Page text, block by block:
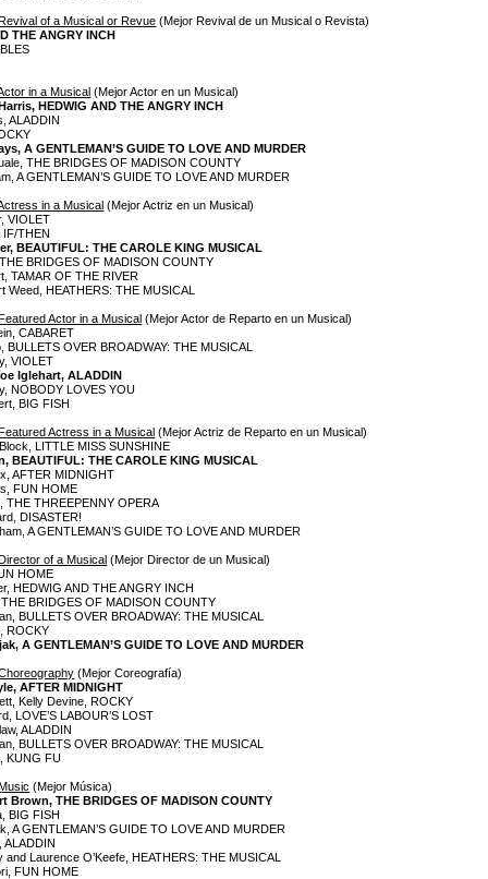
of a Musical or Revue (Mejor Revival de un Musical o Revista)
THE ANGRY INCH
in a Musical (Mejor Actor en un Musical)
HEDWIG AND THE ANGRY INCH
ALADDIN
A GENTLEMAN’S GUIDE TO LOVE AND MURDER
THE BRIDGES OF MADISON COUNTY
A GENTLEMAN’S GUIDE TO LOVE AND MURDER
in a Musical (Mejor Actriz en un Musical)
VIOLET
IF/THEN
BEAUTIFUL: THE CAROLE KING MUSICAL
THE BRIDGES OF MADISON COUNTY
TAMAR OF THE RIVER
Weed, HEATHERS: THE MUSICAL
Actor in a Musical (Mejor Actor de Reparto en un Musical)
CABARET
BULLETS OVER BROADWAY: THE MUSICAL
VIOLET
Iglehart, ALADDIN
NOBODY LOVES YOU
BIG FISH
Actress in a Musical (Mejor Actriz de Reparto en un Musical)
LITTLE MISS SUNSHINE
BEAUTIFUL: THE CAROLE KING MUSICAL
AFTER MIDNIGHT
FUN HOME
THE THREEPENNY OPERA
DISASTER!
A GENTLEMAN’S GUIDE TO LOVE AND MURDER
of a Musical (Mejor Director de un Musical)
HOME
HEDWIG AND THE ANGRY INCH
BRIDGES OF MADISON COUNTY
BULLETS OVER BROADWAY: THE MUSICAL
ROCKY
A GENTLEMAN’S GUIDE TO LOVE AND MURDER
(Mejor Coreografía)
AFTER MIDNIGHT
Kelly Devine, ROCKY
LOVE’S LABOUR’S LOST
ALADDIN
BULLETS OVER BROADWAY: THE MUSICAL
KUNG FU
(Mejor Música)
Brown, THE BRIDGES OF MADISON COUNTY
BIG FISH
A GENTLEMAN’S GUIDE TO LOVE AND MURDER
ALADDIN
and Laurence O’Keefe, HEATHERS: THE MUSICAL
FUN HOME